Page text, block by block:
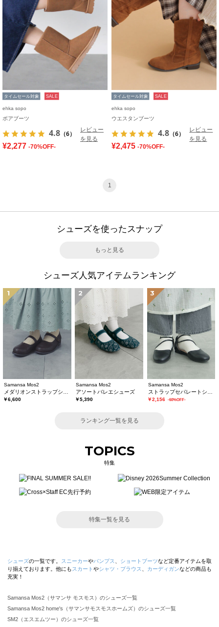
タイムセール対象 SALE
ehka sopo
ボアブーツ
4.8 （6）
レビュー
を見る
¥2,277 -70%OFF-
タイムセール対象 SALE
ehka sopo
ウエスタンブーツ
4.8 （6）
レビュー
を見る
¥2,475 -70%OFF-
1
シューズを使ったスナップ
もっと見る
シューズ人気アイテムランキング
1
Samansa Mos2
￥6,600
2
Samansa Mos2
アソートバレエシューズ
￥5,390
3
Samansa Mos2
￥2,156 -60%OFF-
ランキング一覧を見る
TOPICS
特集
特集一覧を見る
シューズの一覧です。 スニーカーやパンプス ショートブーツなど定番アイテムを取
り揃えております。他にも スカート やシャツ・ブラウス カーディガンなどの商品も
充実！
Samansa Mos2（サマンサ モスモス）のシューズ一覧
Samansa Mos2 home's（サマンサモスモスホームズ）のシューズ一覧
SM2（エスエムツー）のシューズ一覧